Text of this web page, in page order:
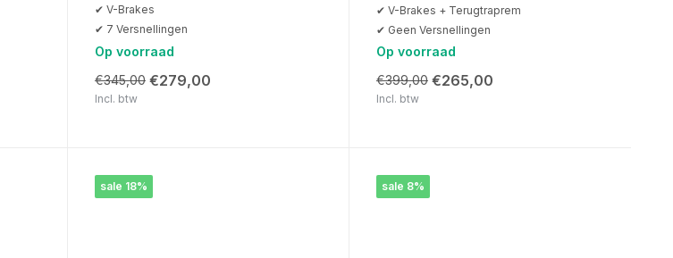
✔ V-Brakes
✔ 7 Versnellingen
Op voorraad
€345,00 €279,00
Incl. btw
✔ V-Brakes + Terugtraprem
✔ Geen Versnellingen
Op voorraad
€399,00 €265,00
Incl. btw
sale 18% sale 8%